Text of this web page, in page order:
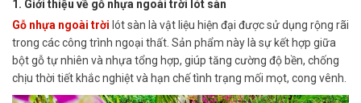
1. Giới thiệu về gỗ nhựa ngoài trời lót sàn
Gỗ nhựa ngoài trời lót sàn là vật liệu hiện đại được sử dụng rộng rãi
trong các công trình ngoại thất. Sản phẩm này là sự kết hợp giữa
bột gỗ tự nhiên và nhựa tổng hợp, giúp tăng cường độ bền, chống
chịu thời tiết khắc nghiệt và hạn chế tình trạng mối mọt, cong vênh.